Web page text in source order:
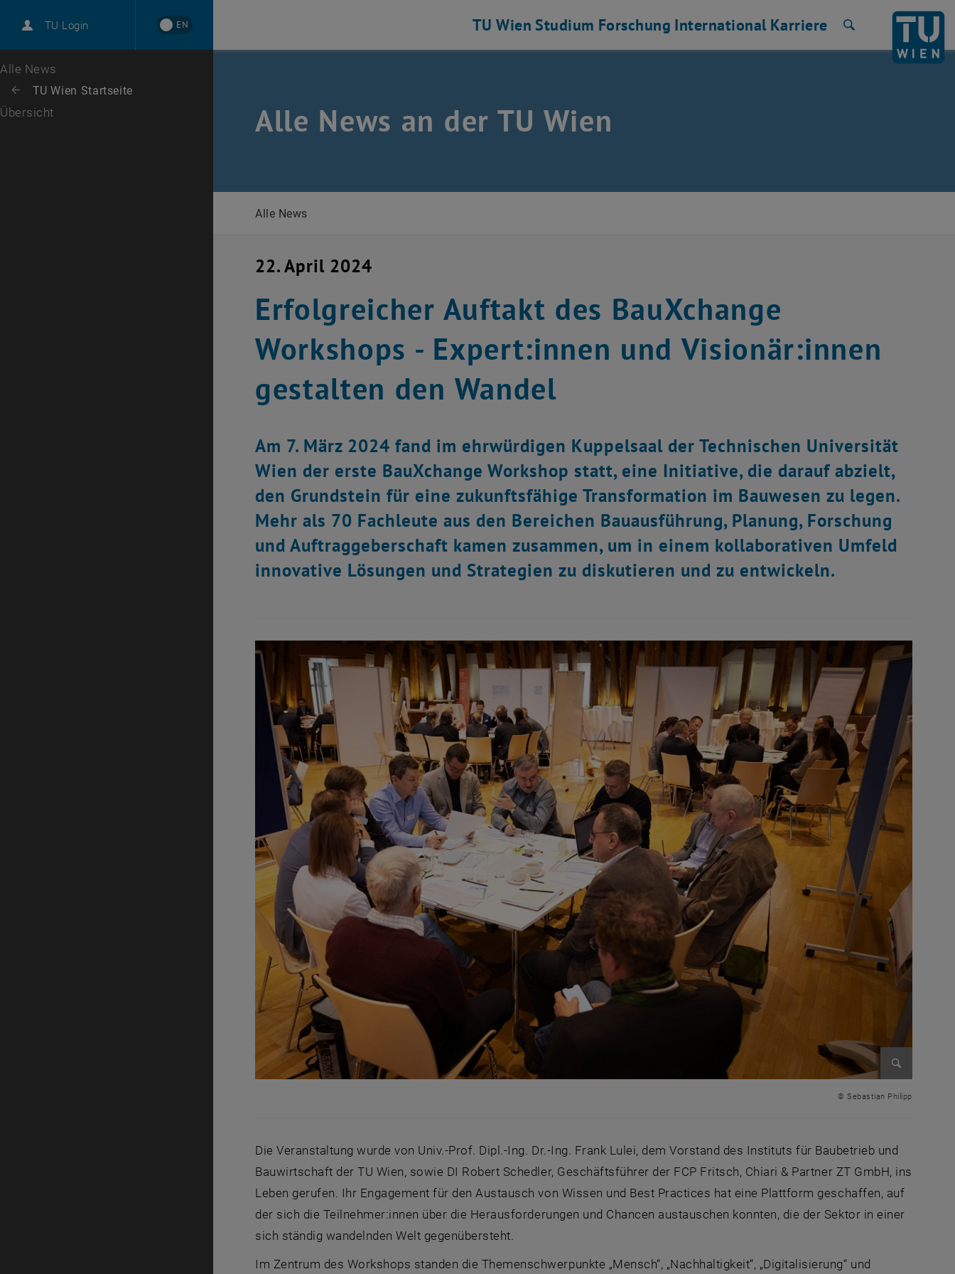
TU Login EN
Karriere
Zur 1. Menü Ebene
Alle News
Zurück: Subseiten von TU Wien Startseite auflisten
Zurück zur letzten Ebene:
TU Wien Startseite
Übersicht
TU Wien Studium Forschung International Karriere
Alle News an der TU Wien
Alle News
22. April 2024
Erfolgreicher Auftakt des BauXchange
Workshops - Expert:innen und Visionär:innen
gestalten den Wandel
Am 7. März 2024 fand im ehrwürdigen Kuppelsaal der Technischen Universität
Wien der erste BauXchange Workshop statt, eine Initiative, die darauf abzielt,
den Grundstein für eine zukunftsfähige Transformation im Bauwesen zu legen.
Mehr als 70 Fachleute aus den Bereichen Bauausführung, Planung, Forschung
und Auftraggeberschaft kamen zusammen, um in einem kollaborativen Umfeld
innovative Lösungen und Strategien zu diskutieren und zu entwickeln.
© Sebastian Philipp
Die Veranstaltung wurde von Univ.-Prof. Dipl.-Ing. Dr.-Ing. Frank Lulei, dem Vorstand des Instituts für Baubetrieb und
Bauwirtschaft der TU Wien, sowie DI Robert Schedler, Geschäftsführer der FCP Fritsch, Chiari & Partner ZT GmbH, ins
Leben gerufen. Ihr Engagement für den Austausch von Wissen und Best Practices hat eine Plattform geschaffen, auf
der sich die Teilnehmer:innen über die Herausforderungen und Chancen austauschen konnten, die der Sektor in einer
sich ständig wandelnden Welt gegenübersteht.
Im Zentrum des Workshops standen die Themenschwerpunkte „Mensch“, „Nachhaltigkeit“, „Digitalisierung“ und